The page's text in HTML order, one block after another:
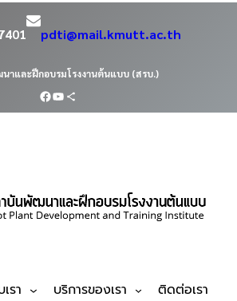
pdti@mail.kmutt.ac.th
าและฝึกอบรมโรงงานต้นแบบ (สรบ.)
รา บริการของเรา ติดต่อเรา